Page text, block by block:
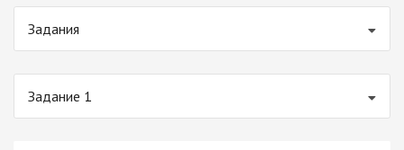
Задания
Задание 1